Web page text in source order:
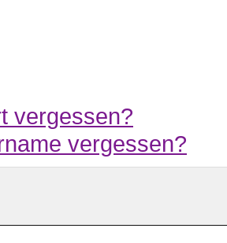
vergessen?
vergessen?